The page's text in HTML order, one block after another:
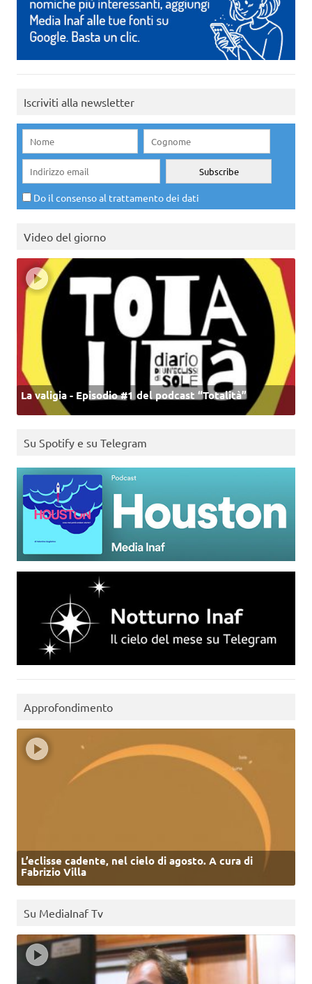
Iscriviti alla newsletter
Do il consenso al trattamento dei dati
Video del giorno
La valigia - Episodio #1 del podcast “Totalità”
Su Spotify e su Telegram
Approfondimento
L’eclisse cadente, nel cielo di agosto. A cura di
Fabrizio Villa
Su MediaInaf Tv